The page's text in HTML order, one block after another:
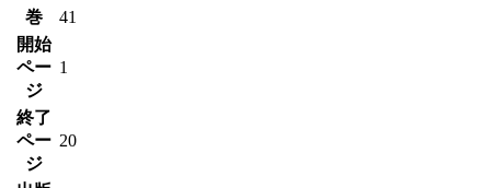
巻
41
開始
ペー
ジ
1
終了
ペー
ジ
20